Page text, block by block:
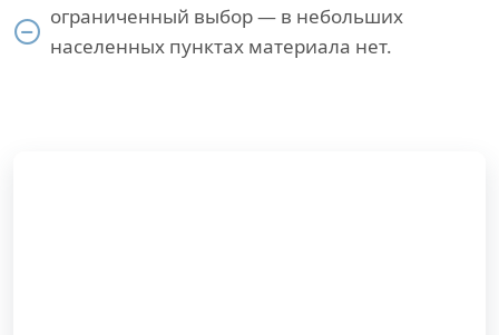
ограниченный выбор — в небольших
населенных пунктах материала нет.